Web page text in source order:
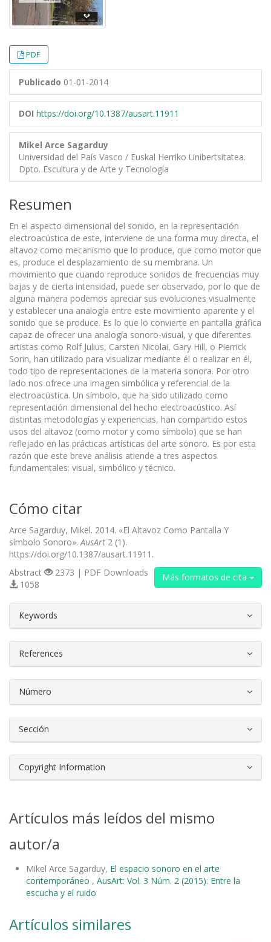
PDF
Publicado 01-01-2014
DOI https://doi.org/10.1387/ausart.11911
Mikel Arce Sagarduy
Universidad del País Vasco / Euskal Herriko Unibertsitatea.
Dpto. Escultura y de Arte y Tecnología
Resumen
En el aspecto dimensional del sonido, en la representación
electroacústica de este, interviene de una forma muy directa, el
altavoz como mecanismo que lo produce, que como motor que
es, produce el desplazamiento de su membrana. Un
movimiento que cuando reproduce sonidos de frecuencias muy
bajas y de cierta intensidad, puede ser observado, por lo que de
alguna manera podemos apreciar sus evolucio­nes visualmente
y establecer una analogía entre este movimiento aparente y el
sonido que se produce. Es lo que lo convierte en pantalla gráfica
capaz de ofrecer una analogía sonoro-visual, y que diferentes
artistas como Rolf Julius, Carsten Nicolai, Gary Hill, o Pierrick
Sorin, han utilizado para visualizar mediante él o realizar en él,
todo tipo de representaciones de la materia sonora. Por otro
lado nos ofrece una imagen simbólica y referencial de la
electroacústica. Un símbolo, que ha sido utilizado como
representación dimensional del hecho electroacústico. Así
distintas metodologías y experiencias, han compartido estos
usos del altavoz (como motor y como símbolo) que se han
reflejado en las prácticas artísticas del arte sonoro. Es por esta
razón que este breve análisis atiende a tres aspectos
fundamentales: visual, simbólico y técnico.
Cómo citar
Arce Sagarduy, Mikel. 2014. «El Altavoz Como Pantalla Y
símbolo Sonoro». AusArt 2 (1).
https://doi.org/10.1387/ausart.11911.
Más formatos de cita
Abstract
2373 | PDF Downloads
1058
Keywords
References
Número
Sección
Copyright Information
Artículos más leídos del mismo
autor/a
Mikel Arce Sagarduy, El espacio sonoro en el arte
contemporáneo , AusArt: Vol. 3 Núm. 2 (2015): Entre la
escucha y el ruido
Artículos similares